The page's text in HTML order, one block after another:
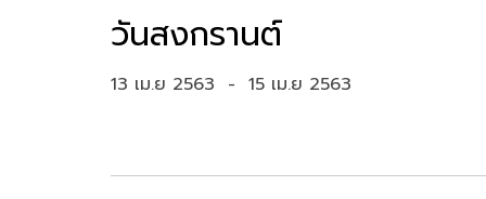
วันสงกรานต์
13 เม.ย 2563 - 15 เม.ย 2563